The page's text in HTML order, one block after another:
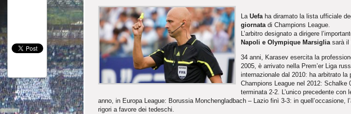
LaUefaha diramato la lista ufficiale
giornatadi Champions League.
L’arbitro designato a dirigere
Napoli e Olympique Marsigliasarà il
34 anni, Karasev esercita la
2005, è arrivato nella Prem’er Liga
internazionale dal 2010: ha arbitrato la
Champions League nel 2012: Schalke
terminata 2-2. L’unico precedente con
anno, in Europa League: Borussia Monchengladbach – Lazio finì 3-3: in quell’occasione,
rigori a favore dei tedeschi.